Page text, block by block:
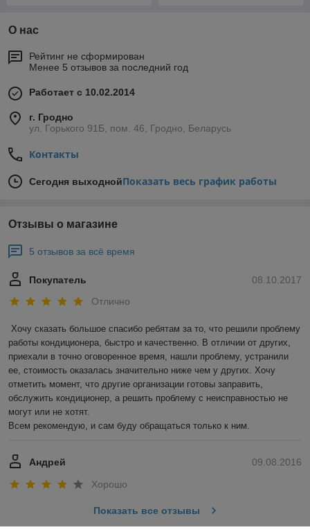
О нас
Рейтинг не сформирован
Менее 5 отзывов за последний год
Работает с 10.02.2014
г. Гродно
ул. Горького 91Б, пом. 46, Гродно, Беларусь
Контакты
Сегодня выходнойПоказать весь график работы
Отзывы о магазине
5 отзывов за всё время
08.10.2017
Покупатель
Отлично
Хочу сказать большое спасибо ребятам за то, что решили проблему
работы кондиционера, быстро и качественно. В отличии от других,
приехали в точно оговоренное время, нашли проблему, устранили
ее, стоимость оказалась значительно ниже чем у других. Хочу
отметить момент, что другие организации готовы заправить,
обслужить кондиционер, а решить проблему с неисправностью не
могут или не хотят.
Всем рекомендую, и сам буду обращаться только к ним.
09.08.2016
Андрей
Хорошо
Показать все отзывы